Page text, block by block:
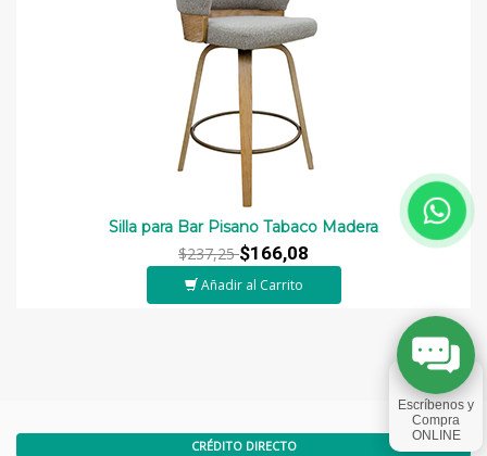
Silla para Bar Pisano Tabaco Madera
$237,25$166,08
Añadir al Carrito
CRÉDITO DIRECTO